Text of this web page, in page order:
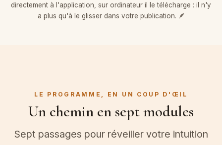
directement à l'application, sur ordinateur il le télécharge : il n'y
a plus qu'à le glisser dans votre publication. 🪶
LE PROGRAMME, EN UN COUP D'ŒIL
Un chemin en sept modules
Sept passages pour réveiller votre intuition